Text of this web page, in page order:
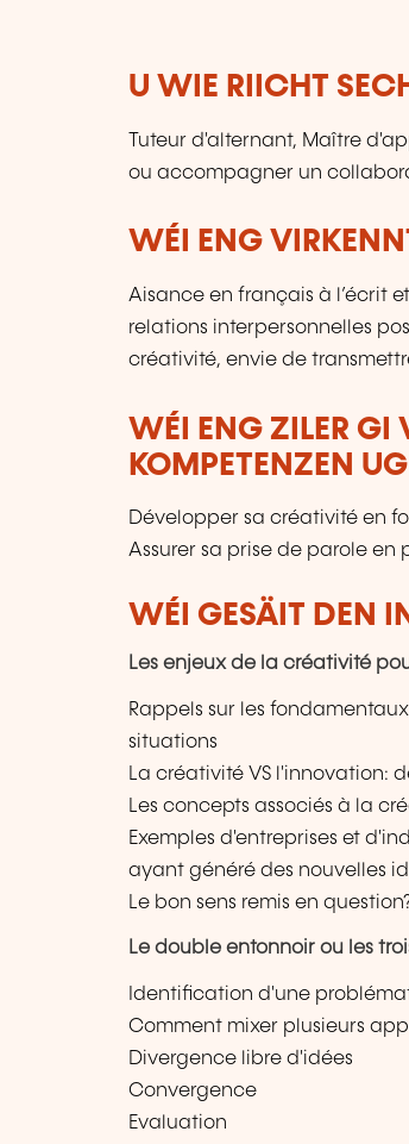
U WIE RIICHT
Tuteur d'alternant, Maître
ou accompagner un
WÉI ENG
Aisance en français à l’écrit
relations interpersonnelles
créativité, envie de
WÉI ENG ZILER GI
KOMPETENZEN
Développer sa créativité en
Assurer sa prise de parole en
WÉI GESÄIT DEN
Les enjeux de la créativité
Rappels sur les
situations
La créativité VS l'innovation:
Les concepts associés à la
Exemples d'entreprises et
ayant généré des nouvelles
Le bon sens remis en
Le double entonnoir ou les
Identification d'une
Comment mixer plusieurs
Divergence libre d'idées
Convergence
Evaluation